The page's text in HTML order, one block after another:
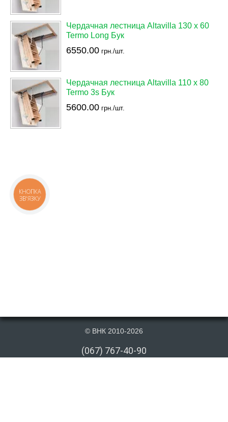
Чердачная лестница Altavilla 130 х 60
Termo Long Бук
6550.00 грн./шт.
Чердачная лестница Altavilla 110 х 80
Termo 3s Бук
5600.00 грн./шт.
© ВНК 2010-2026
(067) 767-40-90
КНОПКА
ЗВ'ЯЗКУ